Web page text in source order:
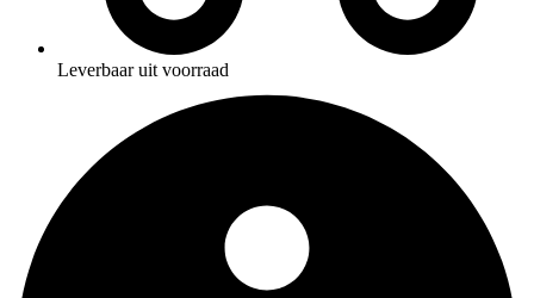
Leverbaar uit voorraad